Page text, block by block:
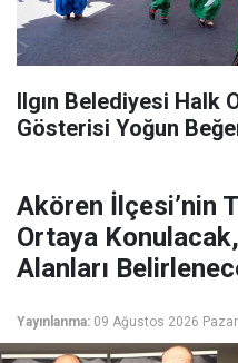
Ilgın Belediyesi Halk
Gösterisi Yoğun
Akören İlçesi’nin
Ortaya
Alanları
Yayınlanma: 09 Ağustos 2026